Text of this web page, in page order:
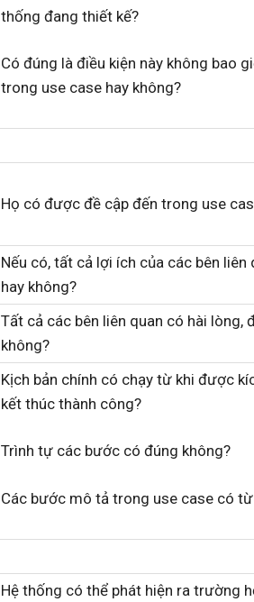
thống đang thiết kế?
Có đúng là điều kiện này không bao
trong use case hay không?
Họ có được đề cập đến trong use
Nếu có, tất cả lợi ích của các bên
hay không?
Tất cả các bên liên quan có hài lòng,
không?
Kịch bản chính có chạy từ khi được
kết thúc thành công?
Trình tự các bước có đúng không?
Các bước mô tả trong use case có
Hệ thống có thể phát hiện ra trường